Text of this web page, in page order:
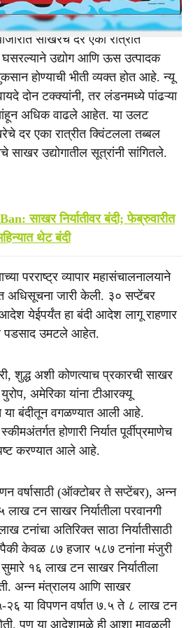
बाजारात साखरेचे दर वाढले असताना,
साखरेचे दर एका रात्रीत
घसरल्याने उद्योग आणि ऊस उत्पादक
होण्याची भीती व्यक्त होत आहे. न्यू
दोन टक्क्यांनी, तर लंडनमध्ये पांढऱ्या
अधिक वाढले आहेत. या उलट
दर एका रात्रीत क्विंटलला तब्बल
साखर उद्योगातील सूत्रांनी सांगितले.
साखर निर्यातीवर बंदी; फेब्रुवारीत
थेट बंदी
परराष्ट्र व्यापार महासंचालनालयाने
अधिसूचना जारी केली. ३० सप्टेंबर
येईपर्यंत हा बंदी आदेश लागू राहणार
पडसाद उमटले आहेत.
शुद्ध अशी कोणत्याच प्रकारची साखर
युरोप, अमेरिका यांना टीआरक्यू
या बंदीतून वगळण्यात आली आहे.
होणारी निर्यात पूर्वीप्रमाणेच
करण्यात आले आहे.
वर्षासाठी (ऑक्टोबर ते सप्टेंबर), अन्न
टन साखर निर्यातीला परवानगी
टनांचा अतिरिक्त साठा निर्यातीसाठी
केवळ ८७ हजार ५८७ टनांना मंजुरी
१६ लाख टन साखर निर्यातीला
अन्न मंत्रालय आणि साखर
२६ या विपणन वर्षात ७.५ ते ८ लाख टन
पण या आदेशामुळे ही आशा मावळली